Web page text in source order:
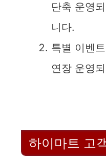
단축 운영
니다.
특별 이벤
연장 운영
하이마트 고